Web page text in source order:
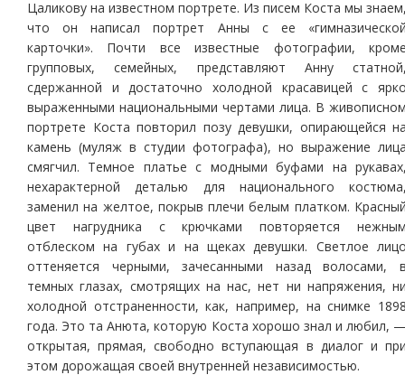
Цаликову на известном портрете. Из писем Коста мы
что он написал портрет Анны с ее
карточки». Почти все известные фотографии,
групповых, семейных, представляют Анну
сдержанной и достаточно холодной красавицей с
выраженными национальными чертами лица. В
портрете Коста повторил позу девушки, опирающейся
камень (муляж в студии фотографа), но выражение
смягчил. Темное платье с модными буфами на
нехарактерной деталью для национального
заменил на желтое, покрыв плечи белым платком.
цвет нагрудника с крючками повторяется
отблеском на губах и на щеках девушки. Светлое
оттеняется черными, зачесанными назад волосами,
темных глазах, смотрящих на нас, нет ни напряжения,
холодной отстраненности, как, например, на снимке
года. Это та Анюта, которую Коста хорошо знал и любил,
открытая, прямая, свободно вступающая в диалог и
этом дорожащая своей внутренней независимостью.